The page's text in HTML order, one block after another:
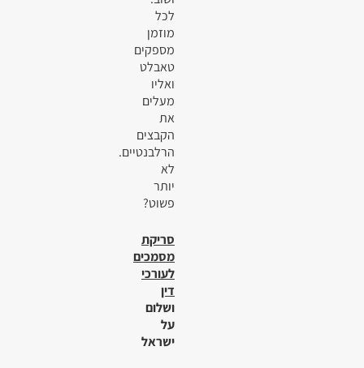
לכל
מוזמן
מספקים
טאבלט
ואליו
מעלים
את
הקבצים
הרלבנטיים.
לא
יותר
פשוט?
סריקת
מסמכים
לעורכי
דין
ושלום
על
ישראל